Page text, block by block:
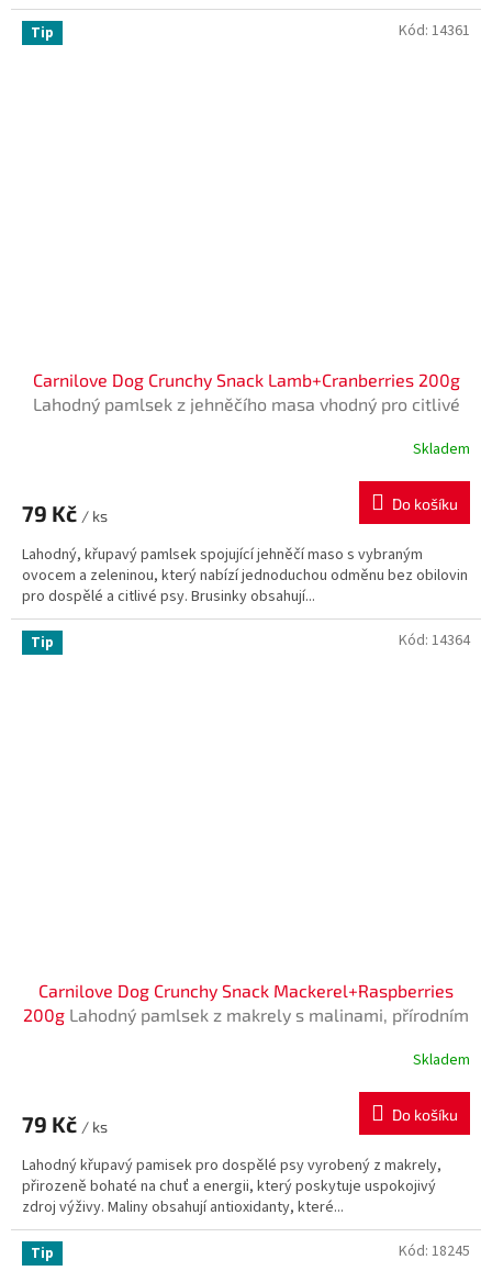
Tip
Carnilove Dog Crunchy Snack Lamb+Cranberries 200g
Lahodný pamlsek z jehněčího masa vhodný pro citlivé
silnou imunitu. Bez obilovin a přidaného cuk
je
z
5
hvězdiček.
Skladem
79 Kč / ks
Do košíku
Lahodný, křupavý pamlsek spojující jehněčí maso s vybraným
ovocem a zeleninou, který nabízí jednoduchou odměnu bez obilovin
pro dospělé a citlivé psy. Brusinky obsahují...
Kód: 14361
Tip
Carnilove Dog Crunchy Snack Mackerel+Raspberries
200g Lahodný pamlsek z makrely s malinami, přírodním
všechny psy. Bez obilovin a přidaného cukru.Skladem
79 Kč / ks
Do košíku
Lahodný křupavý pamisek pro dospělé psy vyrobený z makrely,
přirozeně bohaté na chuť a energii, který poskytuje uspokojivý
zdroj výživy. Maliny obsahují antioxidanty, které...
Kód: 14364
Tip Kód: 18245